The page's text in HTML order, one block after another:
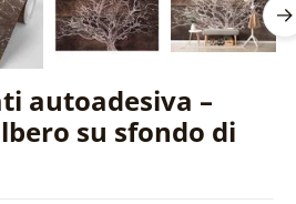
autoadesiva –
su sfondo di